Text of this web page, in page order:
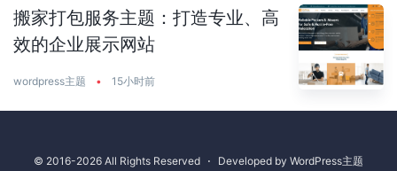
搬家打包服务主题：打造专业、高
效的企业展示网站
wordpress主题 • 15小时前
© 2016-2026 All Rights Reserved ⋅ Developed by WordPress主题